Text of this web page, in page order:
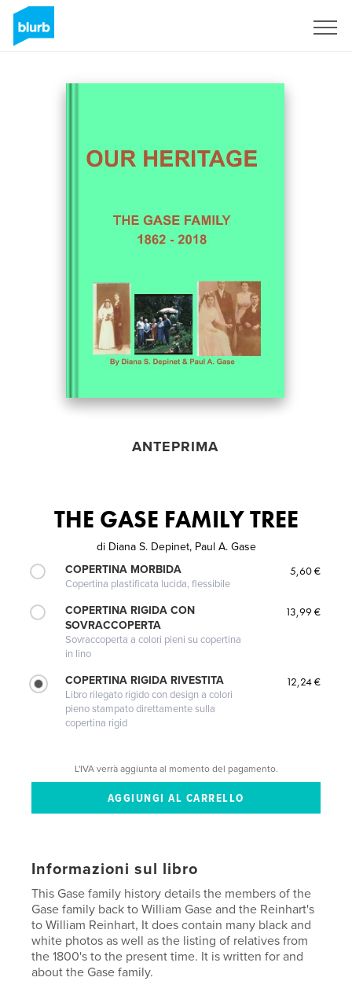
ANTEPRIMA
THE GASE FAMILY TREE
di Diana S. Depinet, Paul A. Gase
COPERTINA MORBIDA
Copertina plastificata lucida, flessibile
5,60 €
COPERTINA RIGIDA CON
SOVRACCOPERTA
Sovraccoperta a colori pieni su copertina
in lino
13,99 €
COPERTINA RIGIDA RIVESTITA
Libro rilegato rigido con design a colori
pieno stampato direttamente sulla
copertina rigid
12,24 €
L'IVA verrà aggiunta al momento del pagamento.
Informazioni sul libro
This Gase family history details the members of the
Gase family back to William Gase and the Reinhart's
to William Reinhart, It does contain many black and
white photos as well as the listing of relatives from
the 1800's to the present time. It is written for and
about the Gase family.